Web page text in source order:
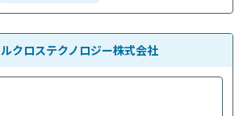
クロステクノロジー株式会社